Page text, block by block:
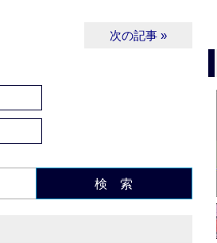
次の記事 »
検 索